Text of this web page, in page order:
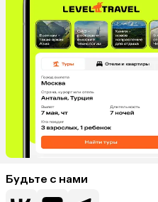
Будьте с нами